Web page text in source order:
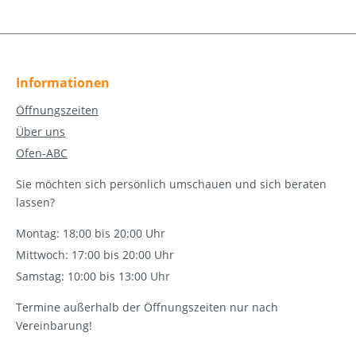
Informationen
Öffnungszeiten
Über uns
Ofen-ABC
Sie möchten sich persönlich umschauen und sich beraten
lassen?
Montag: 18:00 bis 20:00 Uhr
Mittwoch: 17:00 bis 20:00 Uhr
Samstag: 10:00 bis 13:00 Uhr
Termine außerhalb der Öffnungszeiten nur nach
Vereinbarung!